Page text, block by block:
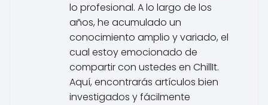
lo profesional. A lo largo de los
años, he acumulado un
conocimiento amplio y variado, el
cual estoy emocionado de
compartir con ustedes en ChillIt.
Aquí, encontrarás artículos bien
investigados y fácilmente